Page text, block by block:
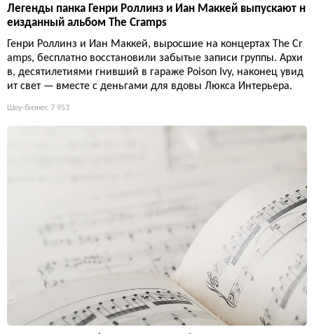
Легенды панка Генри Роллинз и Иан Маккей выпускают н
еизданный альбом The Cramps
Генри Роллинз и Иан Маккей, выросшие на концертах The Cr
amps, бесплатно восстановили забытые записи группы. Архи
в, десятилетиями гнивший в гараже Poison Ivy, наконец увид
ит свет — вместе с деньгами для вдовы Люкса Интерьера.
Шоу-бизнес 7 953